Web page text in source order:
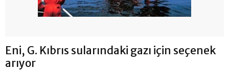
Eni, G. Kıbrıs sularındaki gazı için seçenek
arıyor